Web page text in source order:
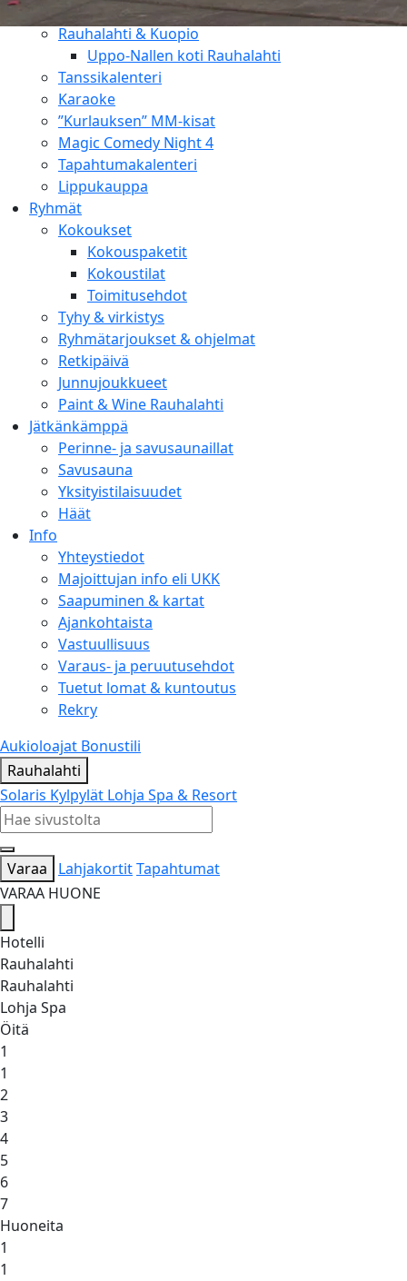
Lomaohjelma & luonto
Rauhalahti & Kuopio
Uppo-Nallen koti Rauhalahti
Tanssikalenteri
Karaoke
”Kurlauksen” MM-kisat
Magic Comedy Night 4
Tapahtumakalenteri
Lippukauppa
Ryhmät
Kokoukset
Kokouspaketit
Kokoustilat
Toimitusehdot
Tyhy & virkistys
Ryhmätarjoukset & ohjelmat
Retkipäivä
Junnujoukkueet
Paint & Wine Rauhalahti
Jätkänkämppä
Perinne- ja savusaunaillat
Savusauna
Yksityistilaisuudet
Häät
Info
Yhteystiedot
Majoittujan info eli UKK
Saapuminen & kartat
Ajankohtaista
Vastuullisuus
Varaus- ja peruutusehdot
Tuetut lomat & kuntoutus
Rekry
Aukioloajat Bonustili
Rauhalahti
Solaris Kylpylät Lohja Spa & Resort
Varaa LahjakortitTapahtumat
VARAA HUONE
Hotelli
Rauhalahti
Rauhalahti
Lohja Spa
Öitä
1
1
2
3
4
5
6
7
Huoneita
1
1